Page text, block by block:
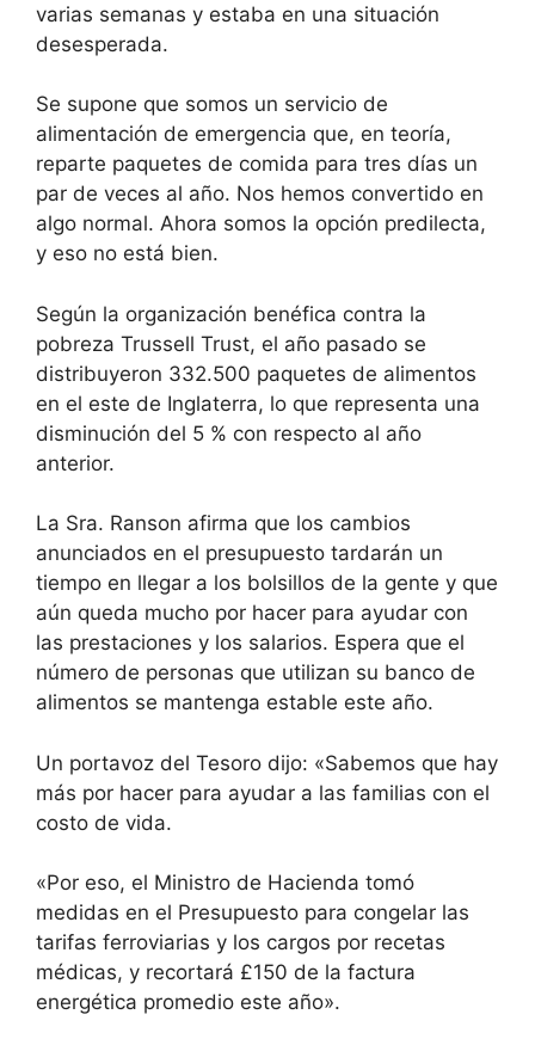
varias semanas y estaba en una situación
desesperada.
Se supone que somos un servicio de
alimentación de emergencia que, en teoría,
reparte paquetes de comida para tres días un
par de veces al año. Nos hemos convertido en
algo normal. Ahora somos la opción predilecta,
y eso no está bien.
Según la organización benéfica contra la
pobreza Trussell Trust, el año pasado se
distribuyeron 332.500 paquetes de alimentos
en el este de Inglaterra, lo que representa una
disminución del 5 % con respecto al año
anterior.
La Sra. Ranson afirma que los cambios
anunciados en el presupuesto tardarán un
tiempo en llegar a los bolsillos de la gente y que
aún queda mucho por hacer para ayudar con
las prestaciones y los salarios. Espera que el
número de personas que utilizan su banco de
alimentos se mantenga estable este año.
Un portavoz del Tesoro dijo: «Sabemos que hay
más por hacer para ayudar a las familias con el
costo de vida.
«Por eso, el Ministro de Hacienda tomó
medidas en el Presupuesto para congelar las
tarifas ferroviarias y los cargos por recetas
médicas, y recortará £150 de la factura
energética promedio este año».